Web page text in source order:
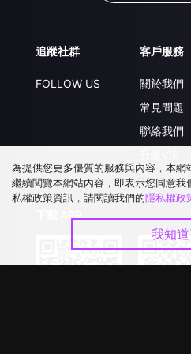
追蹤社群
FOLLOW US
客戶服務
關於我們
常見問題
聯絡我們
為提供您更多優質的服務與內容，本
繼續閱覽本網站內容，即表示您同意
私權政策資訊，請閱讀我們的隱私權政
我知道